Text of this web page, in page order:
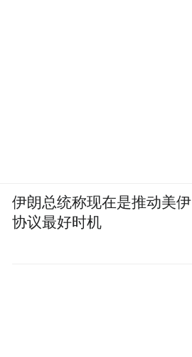
伊朗总统称现在是推动美伊
协议最好时机